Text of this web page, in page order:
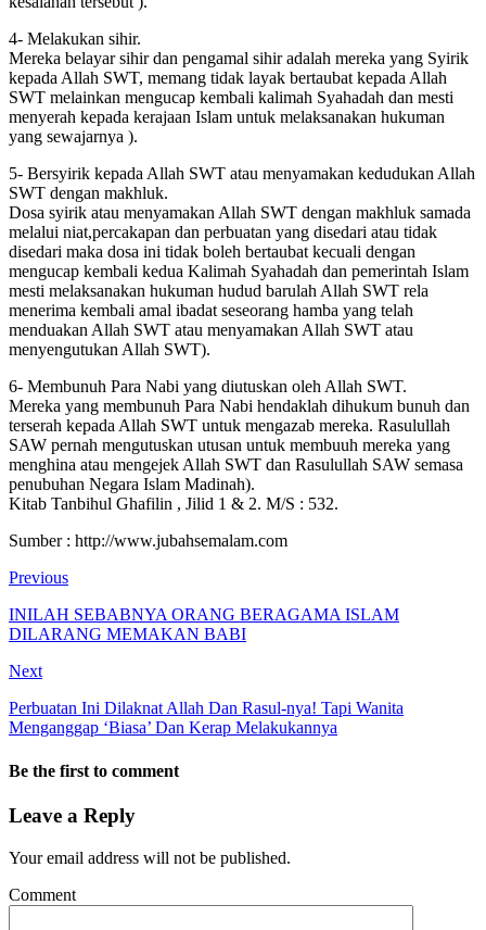
4- Melakukan sihir.
Mereka belayar sihir dan pengamal sihir adalah mereka yang Syirik
kepada Allah SWT, memang tidak layak bertaubat kepada Allah
SWT melainkan mengucap kembali kalimah Syahadah dan mesti
menyerah kepada kerajaan Islam untuk melaksanakan hukuman
yang sewajarnya ).
5- Bersyirik kepada Allah SWT atau menyamakan kedudukan Allah
SWT dengan makhluk.
Dosa syirik atau menyamakan Allah SWT dengan makhluk samada
melalui niat,percakapan dan perbuatan yang disedari atau tidak
disedari maka dosa ini tidak boleh bertaubat kecuali dengan
mengucap kembali kedua Kalimah Syahadah dan pemerintah Islam
mesti melaksanakan hukuman hudud barulah Allah SWT rela
menerima kembali amal ibadat seseorang hamba yang telah
menduakan Allah SWT atau menyamakan Allah SWT atau
menyengutukan Allah SWT).
6- Membunuh Para Nabi yang diutuskan oleh Allah SWT.
Mereka yang membunuh Para Nabi hendaklah dihukum bunuh dan
terserah kepada Allah SWT untuk mengazab mereka. Rasulullah
SAW pernah mengutuskan utusan untuk membuuh mereka yang
menghina atau mengejek Allah SWT dan Rasulullah SAW semasa
penubuhan Negara Islam Madinah).
Kitab Tanbihul Ghafilin , Jilid 1 & 2. M/S : 532.
Sumber : http://www.jubahsemalam.com
Previous
INILAH SEBABNYA ORANG BERAGAMA ISLAM
DILARANG MEMAKAN BABI
Next
Perbuatan Ini Dilaknat Allah Dan Rasul-nya! Tapi Wanita
Menganggap ‘Biasa’ Dan Kerap Melakukannya
Be the first to comment
Leave a Reply
Your email address will not be published.
Comment